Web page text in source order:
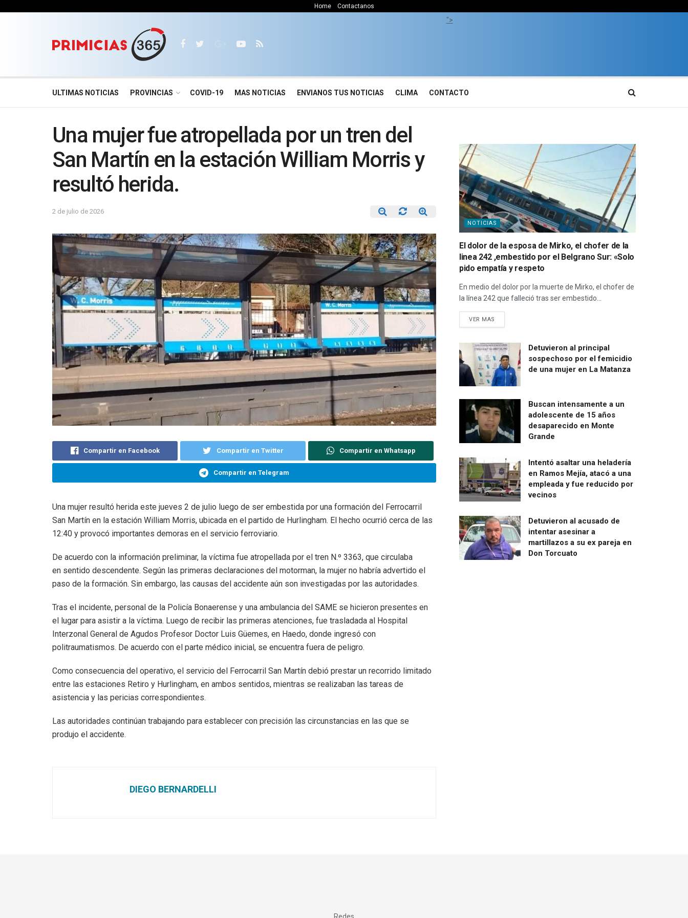
Home Contactanos
">
ULTIMAS NOTICIAS PROVINCIAS COVID-19 MAS NOTICIAS ENVIANOS TUS NOTICIAS CLIMA CONTACTO
Una mujer fue atropellada por un tren del
San Martín en la estación William Morris y
resultó herida.
2 de julio de 2026
Compartir en Facebook Compartir en Twitter Compartir en Whatsapp
Compartir en Telegram
Una mujer resultó herida este jueves 2 de julio luego de ser embestida por una formación del Ferrocarril
San Martín en la estación William Morris, ubicada en el partido de Hurlingham. El hecho ocurrió cerca de las
12:40 y provocó importantes demoras en el servicio ferroviario.
De acuerdo con la información preliminar, la víctima fue atropellada por el tren N.º 3363, que circulaba
en sentido descendente. Según las primeras declaraciones del motorman, la mujer no habría advertido el
paso de la formación. Sin embargo, las causas del accidente aún son investigadas por las autoridades.
Tras el incidente, personal de la Policía Bonaerense y una ambulancia del SAME se hicieron presentes en
el lugar para asistir a la víctima. Luego de recibir las primeras atenciones, fue trasladada al Hospital
Interzonal General de Agudos Profesor Doctor Luis Güemes, en Haedo, donde ingresó con
politraumatismos. De acuerdo con el parte médico inicial, se encuentra fuera de peligro.
Como consecuencia del operativo, el servicio del Ferrocarril San Martín debió prestar un recorrido limitado
entre las estaciones Retiro y Hurlingham, en ambos sentidos, mientras se realizaban las tareas de
asistencia y las pericias correspondientes.
Las autoridades continúan trabajando para establecer con precisión las circunstancias en las que se
produjo el accidente.
DIEGO BERNARDELLI
NOTICIAS
El dolor de la esposa de Mirko, el chofer de la
linea 242 ,embestido por el Belgrano Sur: «Solo
pido empatía y respeto
En medio del dolor por la muerte de Mirko, el chofer de
la línea 242 que falleció tras ser embestido...
VER MAS
Detuvieron al principal
sospechoso por el femicidio
de una mujer en La Matanza
Buscan intensamente a un
adolescente de 15 años
desaparecido en Monte
Grande
Intentó asaltar una heladería
en Ramos Mejía, atacó a una
empleada y fue reducido por
vecinos
Detuvieron al acusado de
intentar asesinar a
martillazos a su ex pareja en
Don Torcuato
Redes